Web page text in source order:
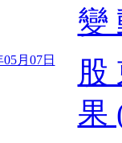
變
05月07日
股
果